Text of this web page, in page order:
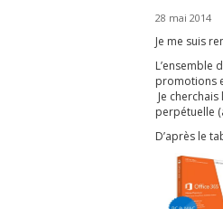
28 mai 2014
Je me suis
L’ensemble
promotions
Je
perpétuelle
D’après le